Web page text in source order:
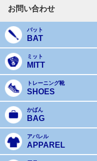
お問い合わせ
バット
BAT
ミット
MITT
トレーニング靴
SHOES
かばん
BAG
アパレル
APPAREL